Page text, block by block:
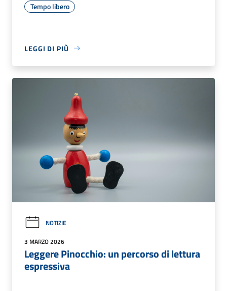
Tempo libero
LEGGI DI PIÙ
NOTIZIE
3 MARZO 2026
Leggere Pinocchio: un percorso di lettura
espressiva